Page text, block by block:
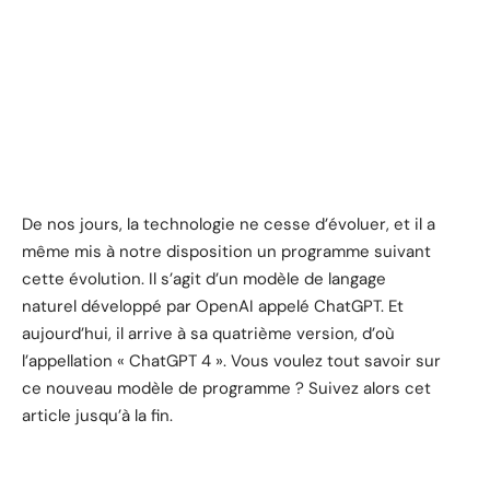
De nos jours, la technologie ne cesse d’évoluer, et il a
même mis à notre disposition un programme suivant
cette évolution. Il s’agit d’un modèle de langage
naturel développé par OpenAI appelé ChatGPT. Et
aujourd’hui, il arrive à sa quatrième version, d’où
l’appellation « ChatGPT 4 ». Vous voulez tout savoir sur
ce nouveau modèle de programme ? Suivez alors cet
article jusqu’à la fin.